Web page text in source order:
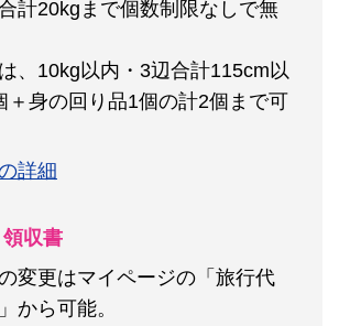
計20kgまで個数制限なしで無
、10kg以内・3辺合計115cm以
＋身の回り品1個の計2個まで可
詳細
収書
変更はマイページの「旅行代
から可能。